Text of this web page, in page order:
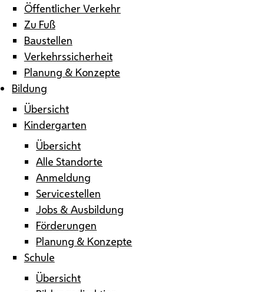
Öffentlicher Verkehr
Zu Fuß
Baustellen
Verkehrssicherheit
Planung & Konzepte
Bildung
Übersicht
Kindergarten
Übersicht
Alle Standorte
Anmeldung
Servicestellen
Jobs & Ausbildung
Förderungen
Planung & Konzepte
Schule
Übersicht